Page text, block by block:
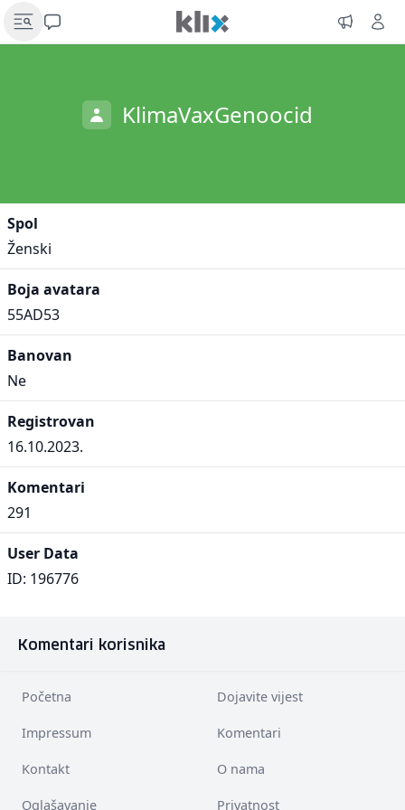
KlimaVaxGenoocid
Spol
Ženski
Boja avatara
55AD53
Banovan
Ne
Registrovan
16.10.2023.
Komentari
291
User Data
ID: 196776
Komentari korisnika
Početna Dojavite vijest
Impressum Komentari
Kontakt O nama
Oglašavanje Privatnost